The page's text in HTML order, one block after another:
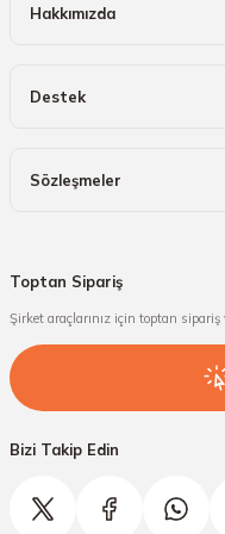
Hakkımızda
Destek
Sözleşmeler
Toptan Sipariş
Şirket araçlarınız için toptan
Bizi Takip Edin